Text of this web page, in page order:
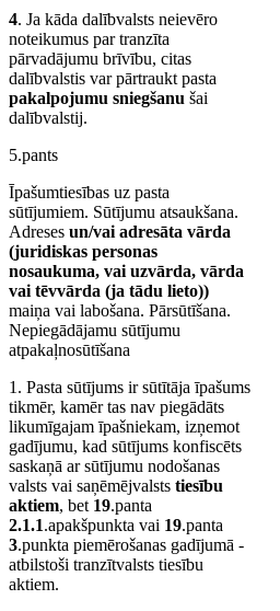
4. Ja kāda dalībvalsts neievēro
noteikumus par tranzīta
pārvadājumu brīvību, citas
dalībvalstis var pārtraukt pasta
pakalpojumu sniegšanu šai
dalībvalstij.
5.pants
Īpašumtiesības uz pasta
sūtījumiem. Sūtījumu atsaukšana.
Adreses un/vai adresāta vārda
(juridiskas personas
nosaukuma, vai uzvārda, vārda
vai tēvvārda (ja tādu lieto))
maiņa vai labošana. Pārsūtīšana.
Nepiegādājamu sūtījumu
atpakaļnosūtīšana
1. Pasta sūtījums ir sūtītāja īpašums
tikmēr, kamēr tas nav piegādāts
likumīgajam īpašniekam, izņemot
gadījumu, kad sūtījums konfiscēts
saskaņā ar sūtījumu nodošanas
valsts vai saņēmējvalsts tiesību
aktiem, bet 19.panta
2.1.1.apakšpunkta vai 19.panta
3.punkta piemērošanas gadījumā -
atbilstoši tranzītvalsts tiesību
aktiem.